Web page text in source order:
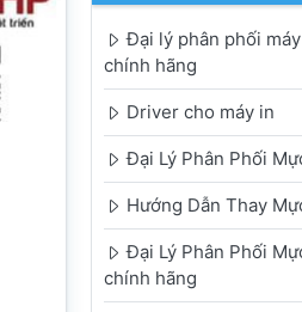
Đại lý phân phối
chính hãng
Driver cho máy in
Đại Lý Phân Phối
Hướng Dẫn Thay
Đại Lý Phân Phối
chính hãng